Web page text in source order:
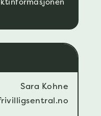
Sara Kohne